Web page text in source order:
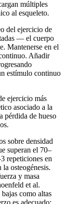
múltiples
al esqueleto.
del ejercicio de
— el cuerpo
Mantenerse en el
Añadir
estímulo continuo
ejercicio más
asociado a la
pérdida de hueso
sobre densidad
superan el 70–
repeticiones en
osteogénesis.
y masa
et al.
como altas
es adecuado;